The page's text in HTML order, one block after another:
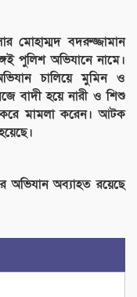
মোহাম্মদ বদরুজ্জামান
পুলিশ অভিযানে নামে।
চালিয়ে মুমিন ও
বাদী হয়ে নারী ও শিশু
মামলা করেন। আটক
অভিযান অব্যাহত রয়েছে